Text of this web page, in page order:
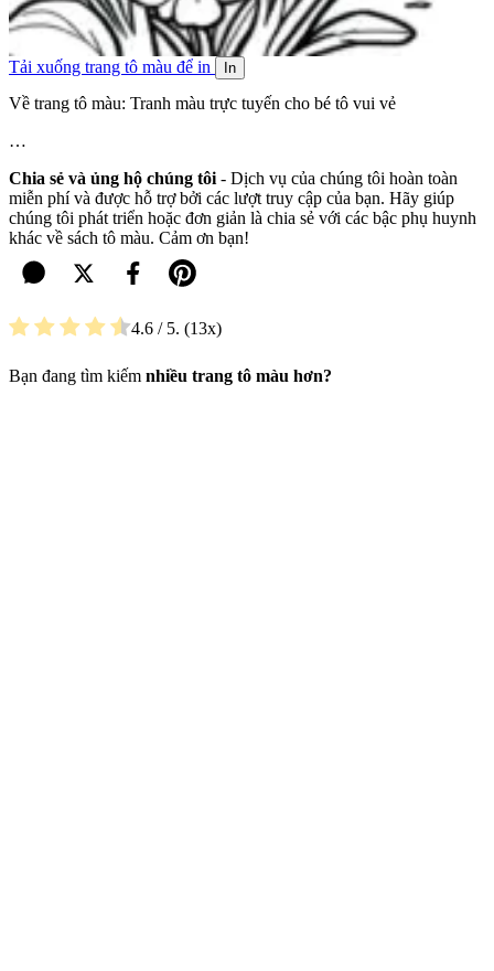
Tải xuống trang tô màu để in In
Về trang tô màu: Tranh màu trực tuyến cho bé tô vui vẻ
…
Chia sẻ và ủng hộ chúng tôi - Dịch vụ của chúng tôi hoàn toàn
miễn phí và được hỗ trợ bởi các lượt truy cập của bạn. Hãy giúp
chúng tôi phát triển hoặc đơn giản là chia sẻ với các bậc phụ huynh
khác về sách tô màu. Cảm ơn bạn!
4.6 / 5. 13
Bạn đang tìm kiếm nhiều trang tô màu hơn?